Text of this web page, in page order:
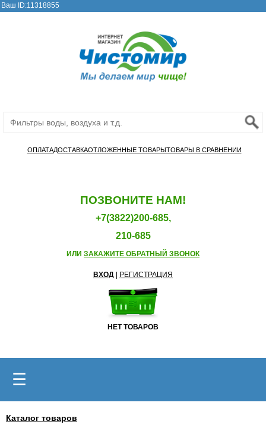
Ваш ID:11318855
ОПЛАТАДОСТАВКАОТЛОЖЕННЫЕ ТОВАРЫТОВАРЫ В СРАВНЕНИИ
ПОЗВОНИТЕ НАМ!
+7(3822)200-685,
210-685
ИЛИ ЗАКАЖИТЕ ОБРАТНЫЙ ЗВОНОК
ВХОД РЕГИСТРАЦИЯ
НЕТ ТОВАРОВ
☰
Каталог товаров